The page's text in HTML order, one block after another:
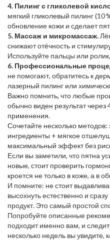
смойте. Овёс успокаивает, а
отшелушивают.
4. Пилинг с гликолевой
мягкий гликолевый пилинг (10
обновление кожи и сделает
5. Массаж и микромассаж.
снижают отёчность и
Используйте пальцы или
пятна.
6. Профессиональные
не помогают, обратитесь к
лазерный пилинг или
результат, но требуют
Важно помнить, что любые
обычно виден результат через
применения.
Сочетайте несколько
ингредиенты + мягкое
максимальный эффект без
Если вы заметили, что пятна
новые, стоит проверить
кроется не только в коже, а в
И помните: не стоит
высохнуть естественно и
продукт. Это самый простой
Попробуйте описанные
подходит именно вам, и
несколько недель вы увидите,